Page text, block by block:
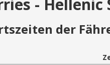
-
der